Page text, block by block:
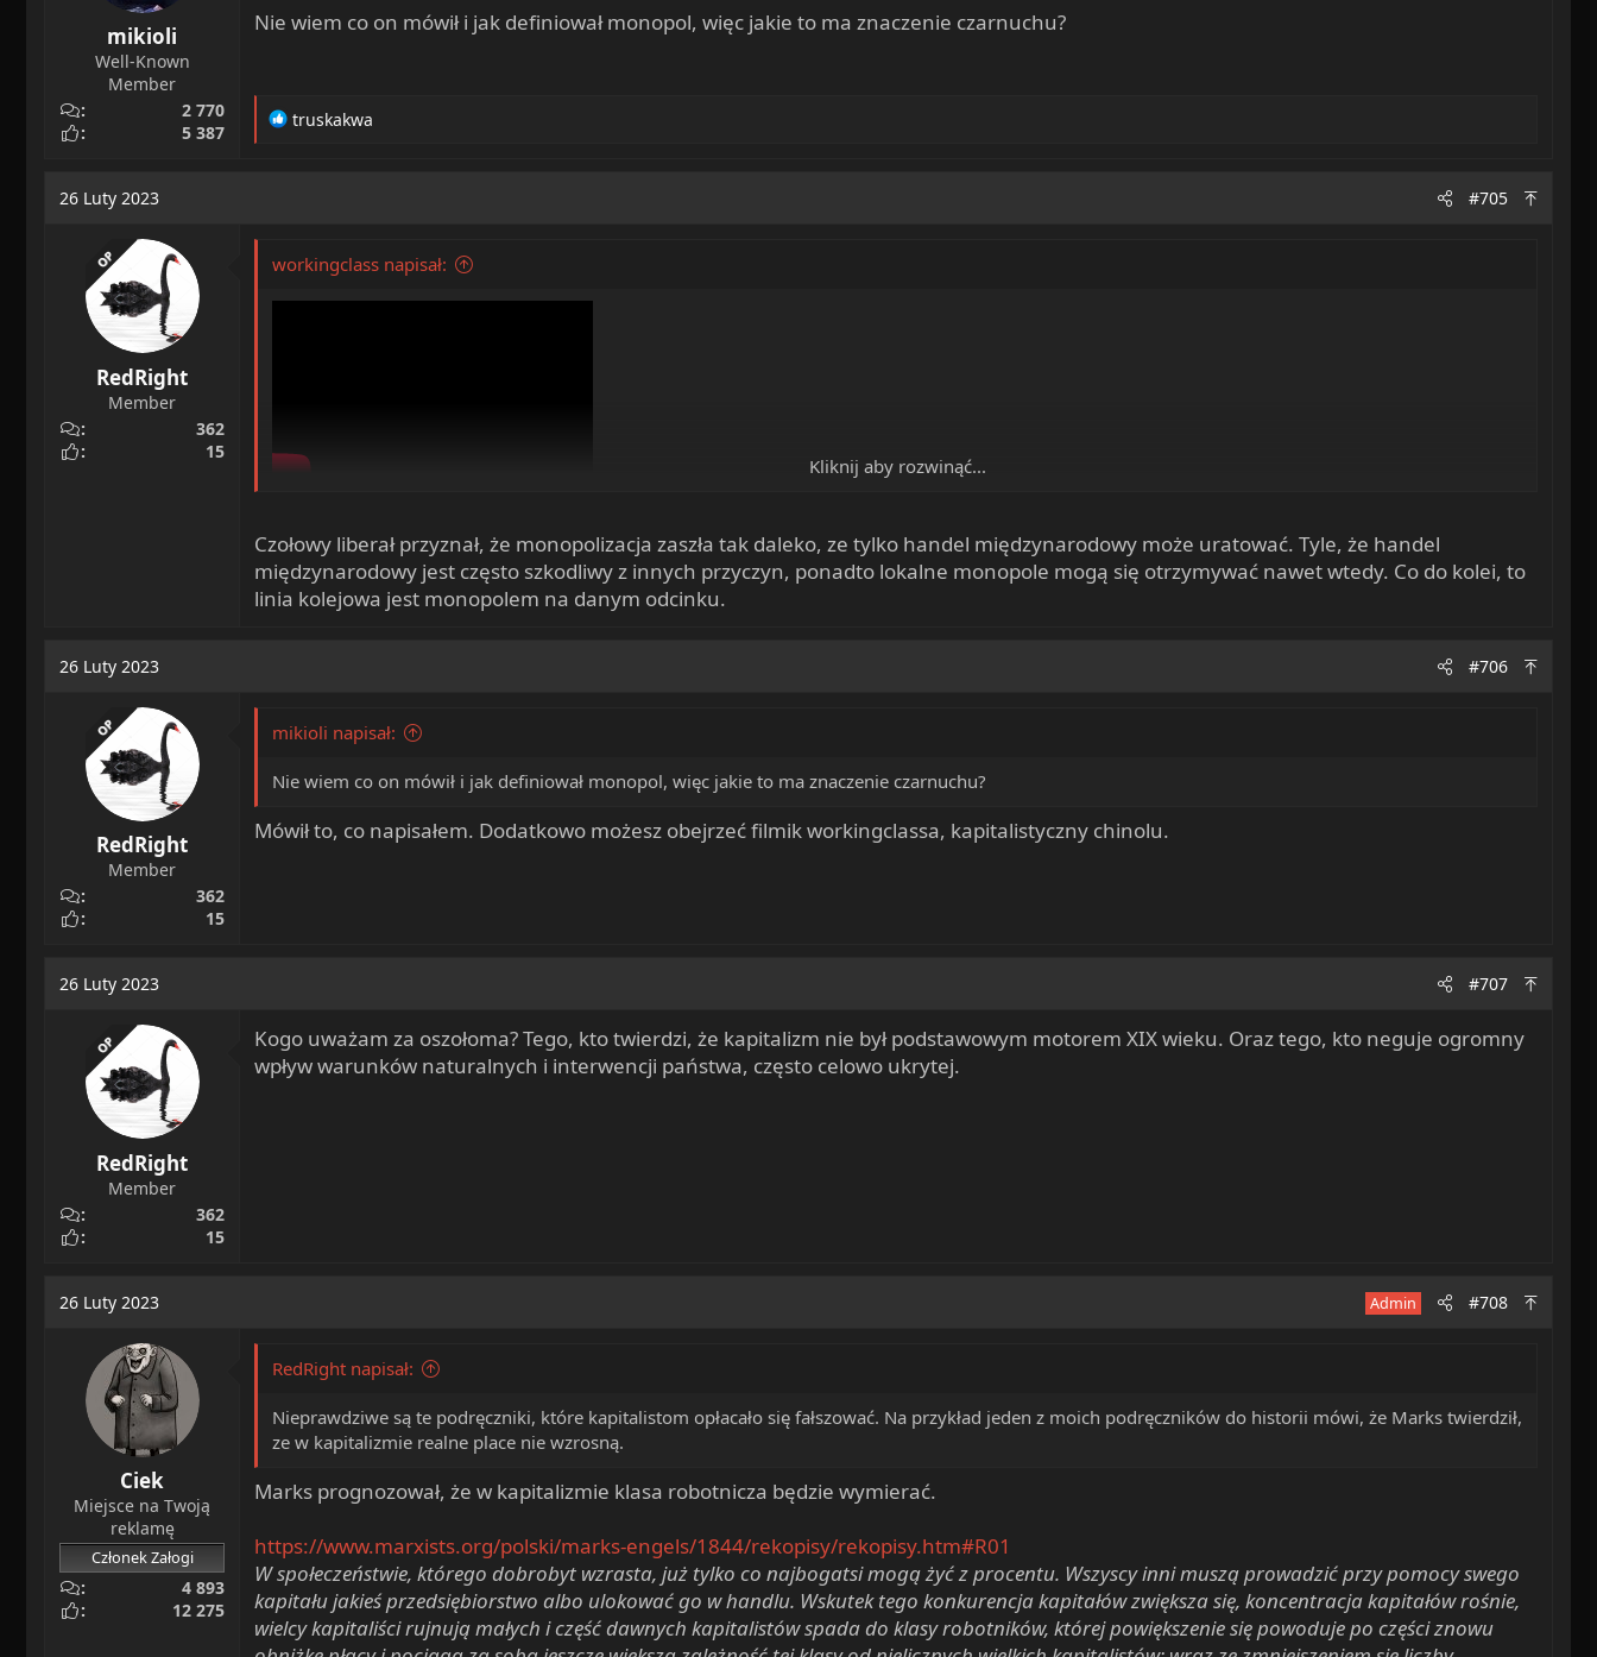
mikioli
Well-Known
Member
2 770
5 387
Nie wiem co on mówił i jak definiował monopol, więc jakie to ma znaczenie czarnuchu?
R
n
s
truskakwa
26 Luty 2023 #705
OP
RedRight
Member
362
15
workingclass napisał:
Kliknij aby rozwinąć...
Czołowy liberał przyznał, że monopolizacja zaszła tak daleko, ze tylko handel międzynarodowy może uratować. Tyle, że handel
międzynarodowy jest często szkodliwy z innych przyczyn, ponadto lokalne monopole mogą się otrzymywać nawet wtedy. Co do kolei, to
linia kolejowa jest monopolem na danym odcinku.
26 Luty 2023 #706
OP
RedRight
Member
362
15
mikioli napisał:
Nie wiem co on mówił i jak definiował monopol, więc jakie to ma znaczenie czarnuchu?
Mówił to, co napisałem. Dodatkowo możesz obejrzeć filmik workingclassa, kapitalistyczny chinolu.
26 Luty 2023 #707
OP
RedRight
Member
362
15
Kogo uważam za oszołoma? Tego, kto twierdzi, że kapitalizm nie był podstawowym motorem XIX wieku. Oraz tego, kto neguje ogromny
wpływ warunków naturalnych i interwencji państwa, często celowo ukrytej.
26 Luty 2023 Admin #708
Ciek
Miejsce na Twoją
reklamę
Członek Załogi
4 893
12 275
RedRight napisał:
Nieprawdziwe są te podręczniki, które kapitalistom opłacało się fałszować. Na przykład jeden z moich podręczników do historii mówi, że Marks twierdził,
ze w kapitalizmie realne place nie wzrosną.
Marks prognozował, że w kapitalizmie klasa robotnicza będzie wymierać.
https://www.marxists.org/polski/marks-engels/1844/rekopisy/rekopisy.htm#R01
W społeczeństwie, którego dobrobyt wzrasta, już tylko co najbogatsi mogą żyć z procentu. Wszyscy inni muszą prowadzić przy pomocy swego
kapitału jakieś przedsiębiorstwo albo ulokować go w handlu. Wskutek tego konkurencja kapitałów zwiększa się, koncentracja kapitałów rośnie,
wielcy kapitaliści rujnują małych i część dawnych kapitalistów spada do klasy robotników, której powiększenie się powoduje po części znowu